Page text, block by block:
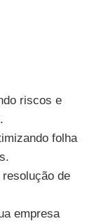
riscos e
folha
de
empresa